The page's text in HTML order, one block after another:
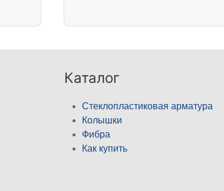
Каталог
Стеклопластиковая арматура
Колышки
Фибра
Как купить